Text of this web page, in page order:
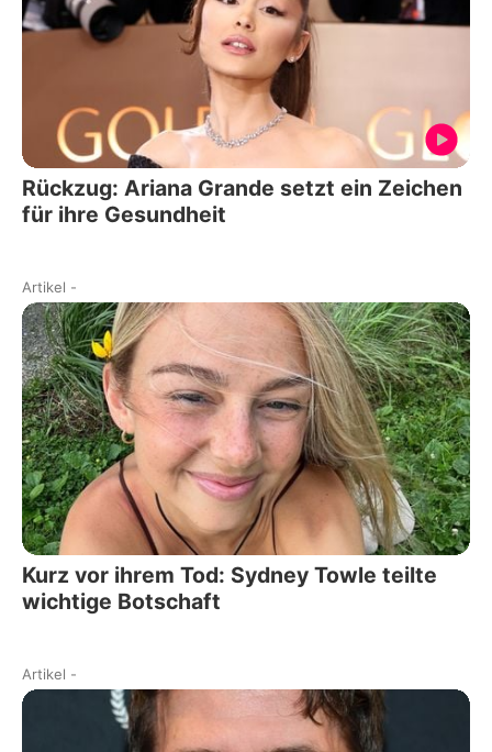
Rückzug: Ariana Grande setzt ein Zeichen
für ihre Gesundheit
Artikel -
Kurz vor ihrem Tod: Sydney Towle teilte
wichtige Botschaft
Artikel -